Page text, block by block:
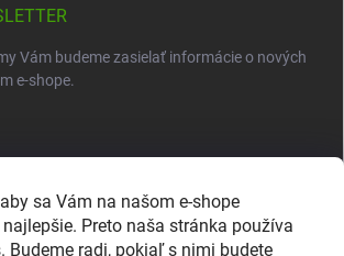
sa Vám na našom e-shope
Preto naša stránka používa
Budeme radi, pokiaľ s nimi budete
Vám budeme zasielať informácie o nových
e-shope.
so zasielaním newslettera a